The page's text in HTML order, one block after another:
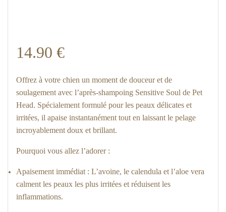
14.90 €
Offrez à votre chien un moment de douceur et de
soulagement avec l’après-shampoing Sensitive Soul de Pet
Head. Spécialement formulé pour les peaux délicates et
irritées, il apaise instantanément tout en laissant le pelage
incroyablement doux et brillant.
Pourquoi vous allez l’adorer :
Apaisement immédiat : L’avoine, le calendula et l’aloe vera
calment les peaux les plus irritées et réduisent les
inflammations.